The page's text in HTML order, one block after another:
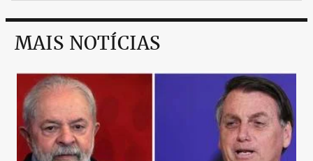
MAIS NOTÍCIAS